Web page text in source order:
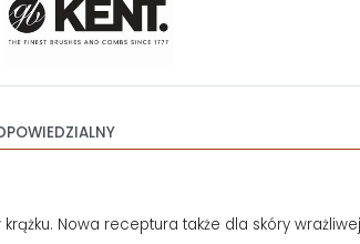
Nowa receptura także dla skóry